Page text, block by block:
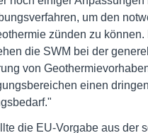
um den
zünden zu
die SWM bei der
von
einen
die EU-Vorgabe aus der